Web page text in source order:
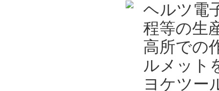
ヘルツ電
程等の生
高所での
ルメット
ヨケツー